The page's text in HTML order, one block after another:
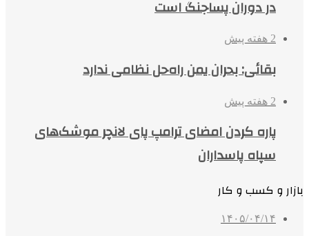
در دوران پساجنگ است
2 هفته پیش
بقائی: بحران یمن راه‌حل نظامی ندارد
2 هفته پیش
پاره کردن امضای ترامپ پای لانچر موشک‌های
سپاه پاسداران
بازار و کسب و کار
۱۴۰۵/۰۴/۱۴